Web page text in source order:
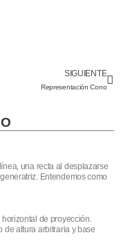
SIGUIENTE
Representación Cono
una recta al desplazarse
Entendemos como
de proyección.
de altura arbitraria y base